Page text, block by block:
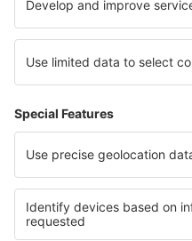
London
Lerwick
Swansea Airport (SWS)
Teesside (MME)
Lerwick
Tiree Balemartine (TRE)